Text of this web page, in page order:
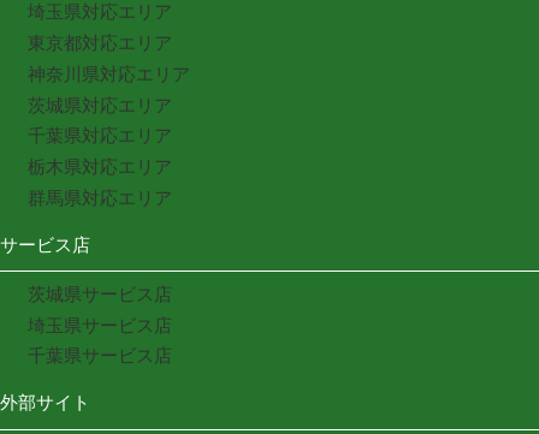
埼玉県対応エリア
東京都対応エリア
神奈川県対応エリア
茨城県対応エリア
千葉県対応エリア
栃木県対応エリア
群馬県対応エリア
サービス店
茨城県サービス店
埼玉県サービス店
千葉県サービス店
外部サイト